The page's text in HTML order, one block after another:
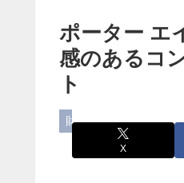
ポーター エ
感のあるコ
ト
財布
X